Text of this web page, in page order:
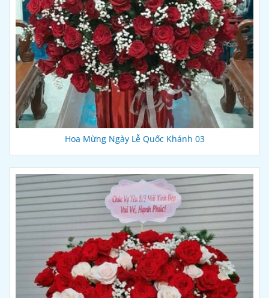
Hoa Mừng Ngày Lễ Quốc Khánh 03